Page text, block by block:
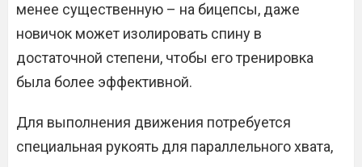
менее существенную – на бицепсы, даже
новичок может изолировать спину в
достаточной степени, чтобы его тренировка
была более эффективной.
Для выполнения движения потребуется
специальная рукоять для параллельного хвата,